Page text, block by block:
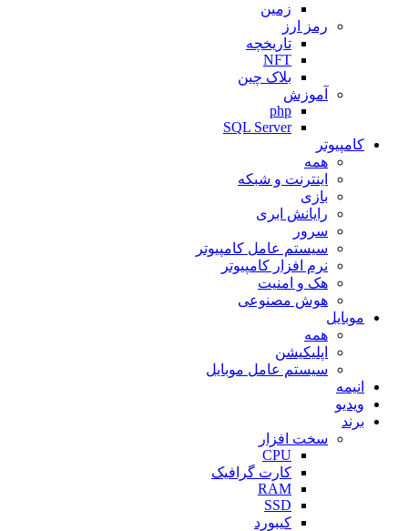
زمین
رمز ارز
تاریخچه
NFT
بلاک چین
آموزش
php
SQL Server
کامپیوتر
همه
اینترنت و شبکه
بازی
رایانش ابری
سرور
سیستم عامل کامپیوتر
نرم افزار کامپیوتر
هک و امنیت
هوش مصنوعی
موبایل
همه
اپلیکیشن
سیستم عامل موبایل
انیمه
ویدیو
برند
سخت افزار
CPU
کارت گرافیک
RAM
SSD
کیبورد